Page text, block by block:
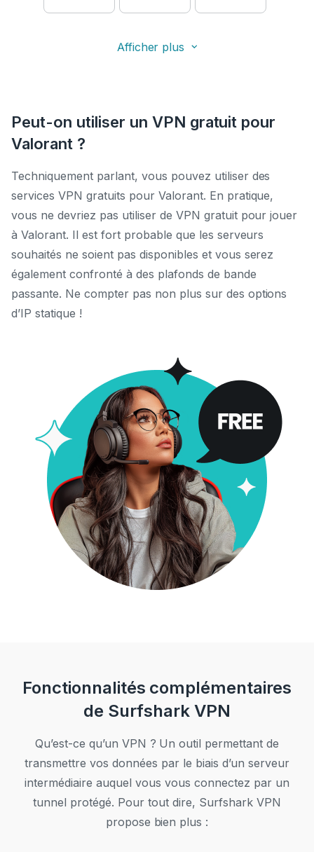
Afficher plus
Peut-on utiliser un VPN gratuit pour
Valorant ?
Techniquement parlant, vous pouvez utiliser des
services VPN gratuits pour Valorant. En pratique,
vous ne devriez pas utiliser de VPN gratuit pour jouer
à Valorant. Il est fort probable que les serveurs
souhaités ne soient pas disponibles et vous serez
également confronté à des plafonds de bande
passante. Ne compter pas non plus sur des options
d’IP statique !
Fonctionnalités complémentaires
de Surfshark VPN
Qu’est-ce qu’un VPN ? Un outil permettant de
transmettre vos données par le biais d’un serveur
intermédiaire auquel vous vous connectez par un
tunnel protégé. Pour tout dire, Surfshark VPN
propose bien plus :